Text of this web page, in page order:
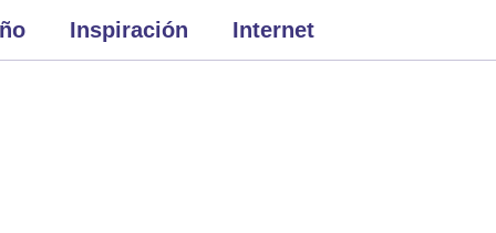
Inspiración Internet